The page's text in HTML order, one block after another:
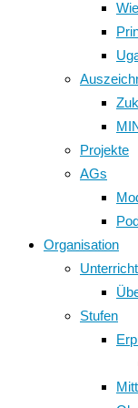
Projekte
AGs
Organisation
Stufen